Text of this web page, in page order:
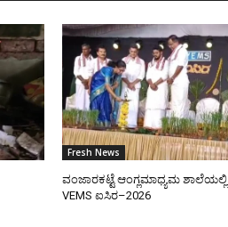
Fresh News
ವಂಜಾರಕಟ್ಟೆ ಆಂಗ್ಲಮಾಧ್ಯಮ ಶಾಲೆಯಲ್ಲಿ
VEMS ಐಸಿರ–2026